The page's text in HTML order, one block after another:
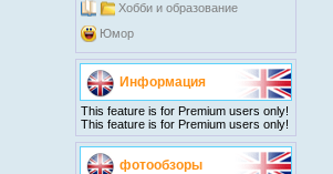
Хобби и образование
Юмор
Информация
This feature is for Premium users only!
This feature is for Premium users only!
фотообзоры